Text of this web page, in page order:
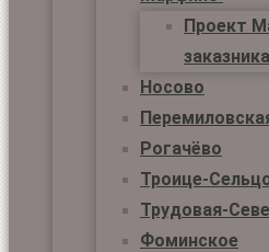
Проект
заказника
Носово
Рогачёво
Троице-
Трудовая-
Фоминское